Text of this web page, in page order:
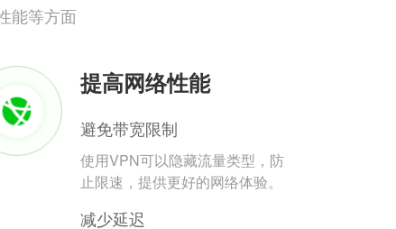
能等方面
提高网络性能
避免带宽限制
使用VPN可以隐藏流量类型，防
止限速，提供更好的网络体验。
减少延迟